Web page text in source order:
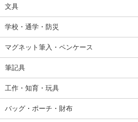
文具
学校・通学・防災
マグネット筆入・ペンケース
筆記具
工作・知育・玩具
バッグ・ポーチ・財布